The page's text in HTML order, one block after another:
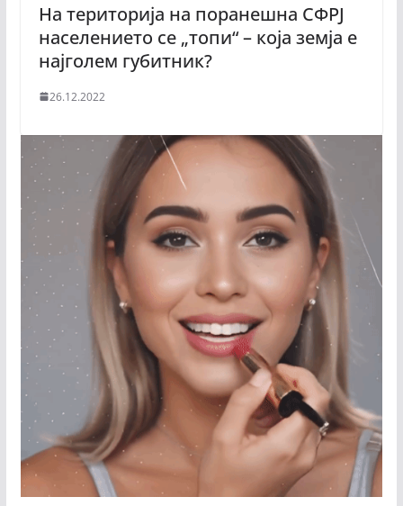
На територија на поранешна СФРЈ
населението се „топи“ – која земја е
најголем губитник?
26.12.2022